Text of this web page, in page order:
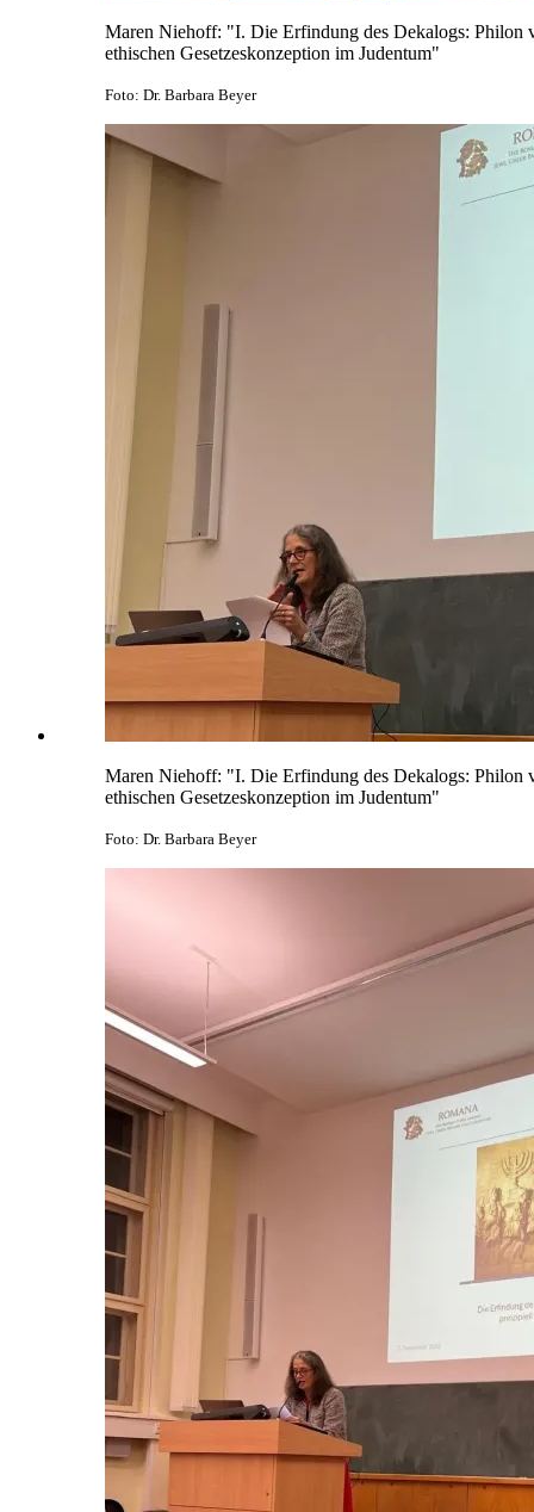
Maren Niehoff: "I. Die Erfindung des Dekalogs: Philon
ethischen Gesetzeskonzeption im Judentum"
Foto: Dr. Barbara Beyer
Maren Niehoff: "I. Die Erfindung des Dekalogs: Philon
ethischen Gesetzeskonzeption im Judentum"
Foto: Dr. Barbara Beyer